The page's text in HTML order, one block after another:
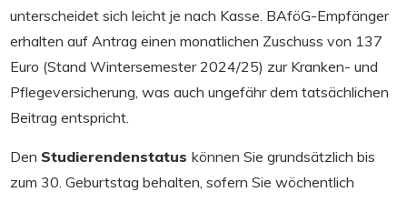
unterscheidet sich leicht je nach Kasse. BAföG-Empfänger
erhalten auf Antrag einen monatlichen Zuschuss von 137
Euro (Stand Wintersemester 2024/25) zur Kranken- und
Pflegeversicherung, was auch ungefähr dem tatsächlichen
Beitrag entspricht.
Den Studierendenstatus können Sie grundsätzlich bis
zum 30. Geburtstag behalten, sofern Sie wöchentlich